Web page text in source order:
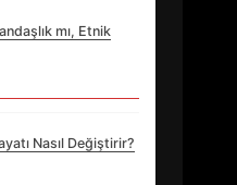
mı, Etnik
Nasıl Değiştirir?